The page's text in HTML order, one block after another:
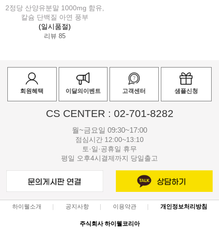
2정당 산양유분말 1000mg 함유,
칼슘 단백질 아연 풍부
(일시품절)
리뷰 85
회원혜택 이달의이벤트 고객센터 샘플신청
CS CENTER : 02-701-8282
월~금요일 09:30~17:00
점심시간 12:00~13:10
토·일·공휴일 휴무
평일 오후4시결제까지 당일출고
하이웰소개 공지사항 이용약관 개인정보처리방침
주식회사 하이웰코리아